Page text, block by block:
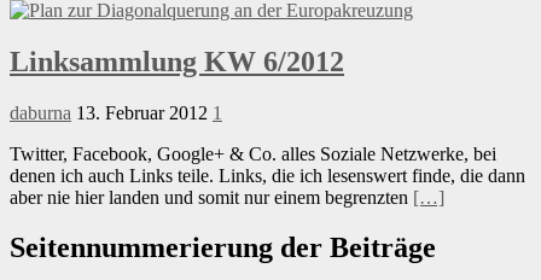
Linksammlung KW 6/2012
daburna 13. Februar 2012 1
Twitter, Facebook, Google+ & Co. alles Soziale Netzwerke, bei
denen ich auch Links teile. Links, die ich lesenswert finde, die dann
aber nie hier landen und somit nur einem begrenzten […]
Seitennummerierung der Beiträge